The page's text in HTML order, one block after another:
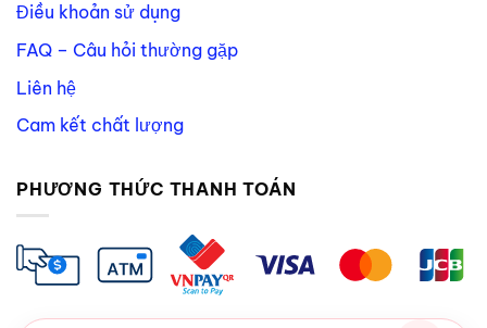
Điều khoản sử dụng
FAQ – Câu hỏi thường gặp
Liên hệ
Cam kết chất lượng
PHƯƠNG THỨC THANH TOÁN